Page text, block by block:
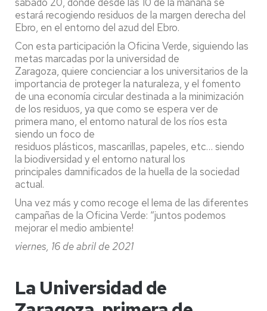
estará recogiendo residuos de la margen derecha del
Ebro, en el entorno del azud del Ebro.
Con esta participación la Oficina Verde, siguiendo las
metas marcadas por la universidad de
Zaragoza, quiere concienciar a los universitarios de la
importancia de proteger la naturaleza, y el fomento
de una economía circular destinada a la minimización
de los residuos, ya que como se espera ver de
primera mano, el entorno natural de los ríos esta
siendo un foco de
residuos plásticos, mascarillas, papeles, etc… siendo
la biodiversidad y el entorno natural los
principales damnificados de la huella de la sociedad
actual.
Una vez más y como recoge el lema de las diferentes
campañas de la Oficina Verde: “juntos podemos
mejorar el medio ambiente!
viernes, 16 de abril de 2021
La Universidad de